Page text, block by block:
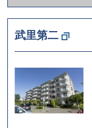
武里第二